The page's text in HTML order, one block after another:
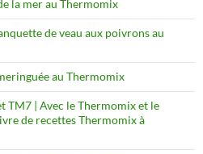
la mer au Thermomix
de veau aux poivrons au
au Thermomix
| Avec le Thermomix et le
de recettes Thermomix à